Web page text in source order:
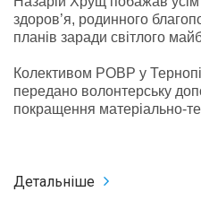
здоров’я, родинного
планів заради світлого
Колективом РОВР у
передано волонтерську
покращення матеріально-
Детальніше